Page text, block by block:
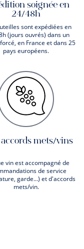
soignée en
24/48h
sont expédiées en
(jours ouvrés) dans un
en France et dans 25
pays européens.
mets/vins
vin est accompagné de
de service
garde...) et d'accords
mets/vin.